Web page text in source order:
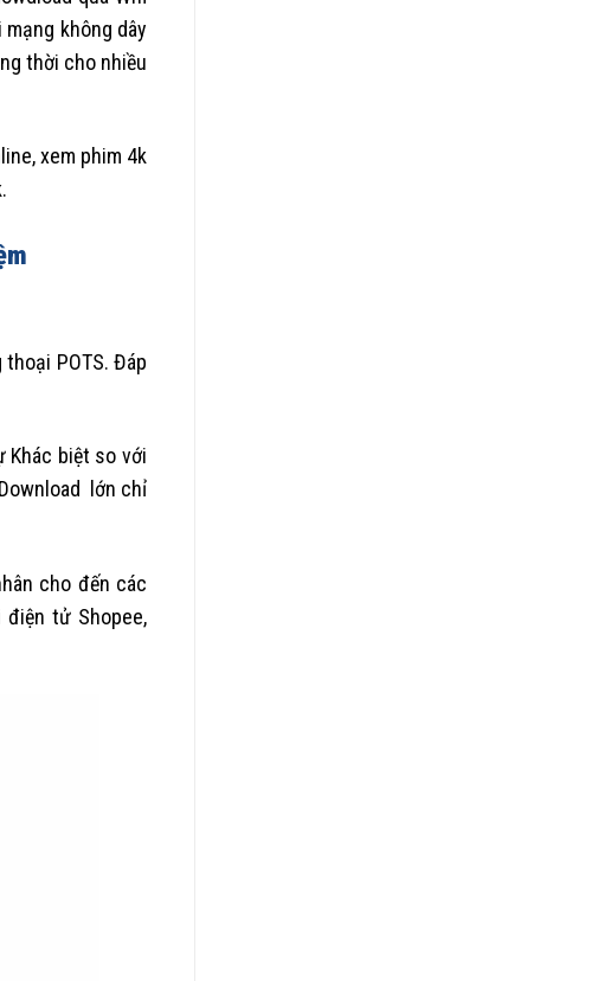
không dây
thời cho nhiều
xem phim 4k
thoại POTS. Đáp
Khác biệt so với
lớn chỉ
cho đến các
điện tử Shopee,